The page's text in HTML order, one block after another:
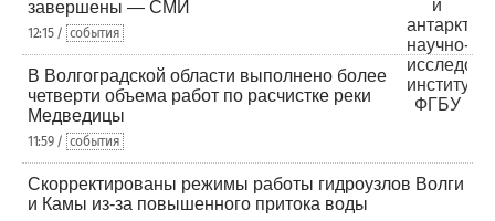
завершены — СМИ
12:15 / события
В Волгоградской области выполнено более
четверти объема работ по расчистке реки
Медведицы
11:59 / события
Скорректированы режимы работы гидроузлов Волги
и Камы из-за повышенного притока воды